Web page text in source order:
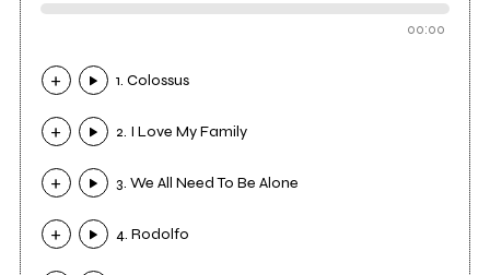
00:00
1. Colossus
2. I Love My Family
3. We All Need To Be Alone
4. Rodolfo